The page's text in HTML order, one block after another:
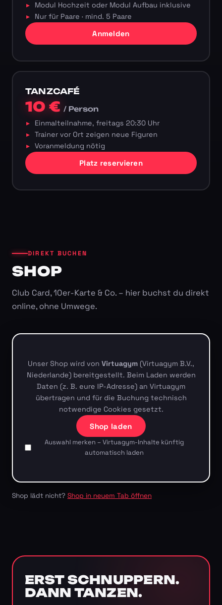
Modul Hochzeit oder Modul Aufbau inklusive
Nur für Paare · mind. 5 Paare
Anmelden
TANZCAFÉ
10 €/ Person
Einmalteilnahme, freitags 20:30 Uhr
Trainer vor Ort zeigen neue Figuren
Voranmeldung nötig
Platz reservieren
DIREKT BUCHEN
SHOP
Club Card, 10er-Karte & Co. – hier buchst du direkt
online, ohne Umwege.
Unser Shop wird von Virtuagym (Virtuagym B.V.,
Niederlande) bereitgestellt. Beim Laden werden
Daten (z. B. eure IP-Adresse) an Virtuagym
übertragen und für die Buchung technisch
notwendige Cookies gesetzt.
Shop laden
Auswahl merken – Virtuagym-Inhalte künftig
automatisch laden
Shop lädt nicht? Shop in neuem Tab öffnen
ERST SCHNUPPERN.
DANN TANZEN.